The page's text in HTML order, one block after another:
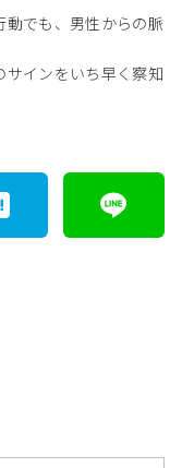
動でも、男性からの脈
サインをいち早く察知